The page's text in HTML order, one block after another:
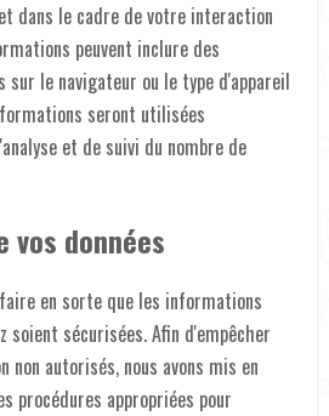
dans le cadre de votre interaction
peuvent inclure des
le navigateur ou le type d'appareil
seront utilisées
et de suivi du nombre de
vos données
en sorte que les informations
soient sécurisées. Afin d'empêcher
non autorisés, nous avons mis en
procédures appropriées pour